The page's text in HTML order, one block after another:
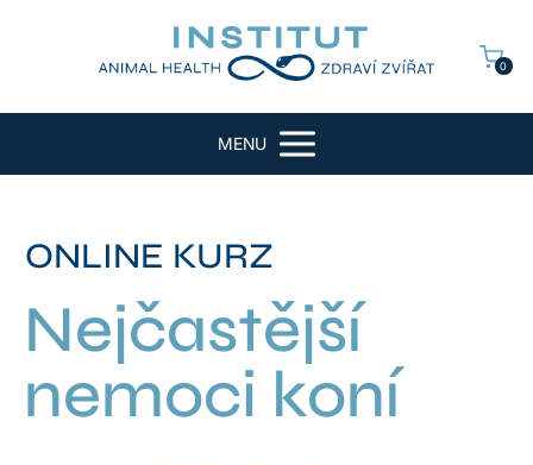
0
MENU
ONLINE KURZ
Nejčastější
nemoci koní